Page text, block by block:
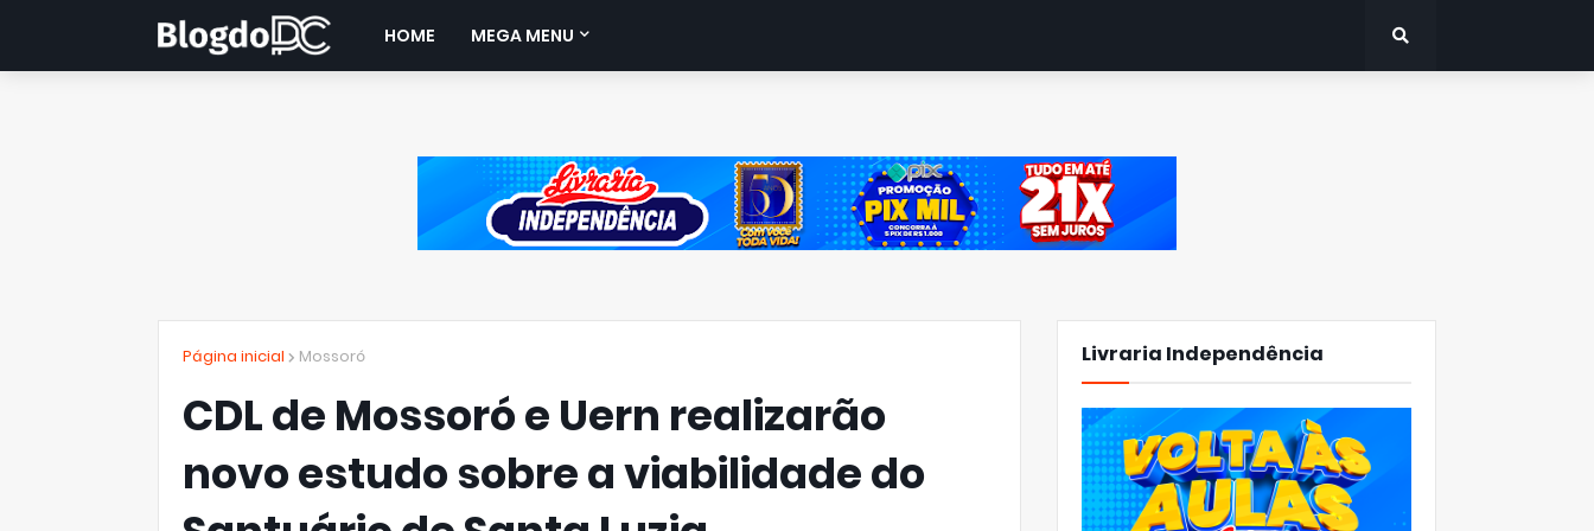
HOME MEGA MENU
Página inicial Mossoró
CDL de Mossoró e Uern realizarão
novo estudo sobre a viabilidade do
Livraria Independência